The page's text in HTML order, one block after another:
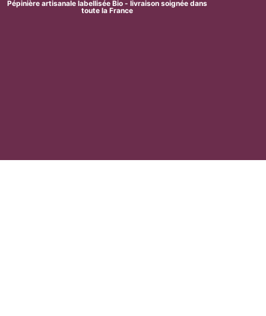
Pépinière artisanale labellisée Bio - livraison soignée dans
toute la France